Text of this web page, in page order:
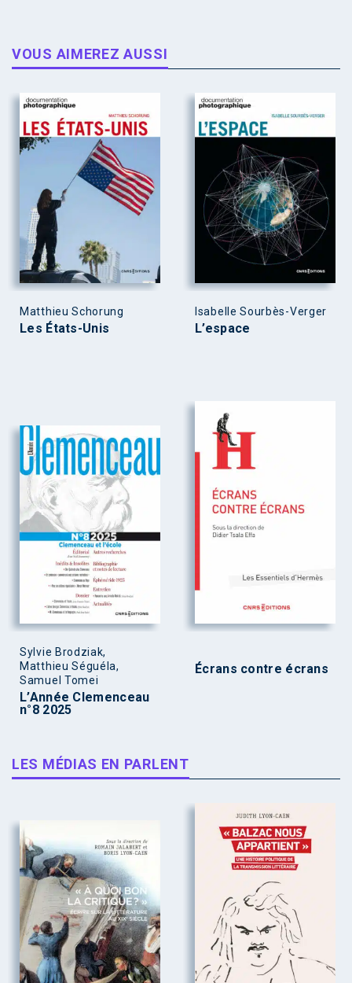
VOUS AIMEREZ AUSSI
Matthieu Schorung
Les États-Unis
Isabelle Sourbès-Verger
L’espace
Sylvie Brodziak,
Matthieu Séguéla,
Samuel Tomei
L’Année Clemenceau
n°8 2025
Écrans contre écrans
LES MÉDIAS EN PARLENT